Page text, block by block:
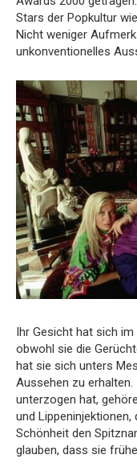
Stars der Popkultur
Nicht weniger
unkonventionelles
Ihr Gesicht hat sich
obwohl sie die
hat sie sich unters
Aussehen zu
unterzogen hat,
und
Schönheit den
glauben, dass sie